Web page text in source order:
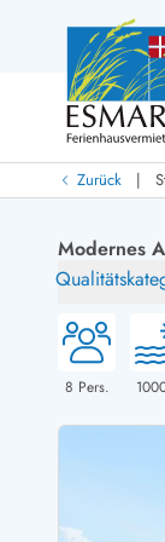
Last Minute
Last Minute
Neu bei uns!
Neue Ferienhäuser
Neurenovierte
Ferienhäuser mit
Ferienhäuser dicht
Ferienhäuser mit
Zurück |
Modernes
8 Pers.